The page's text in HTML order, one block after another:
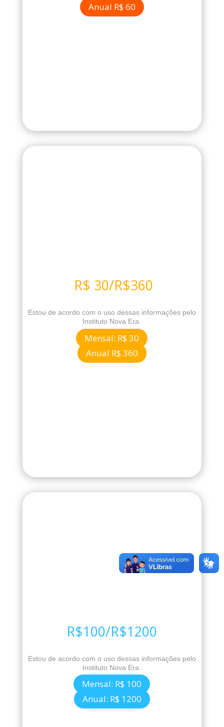
Anual R$ 60
R$ 30/R$360
Estou de acordo com o uso dessas informações pelo
Instituto Nova Era.
Mensal: R$ 30
Anual R$ 360
R$100/R$1200
Estou de acordo com o uso dessas informações pelo
Instituto Nova Era.
Mensal: R$ 100
Anual: R$ 1200